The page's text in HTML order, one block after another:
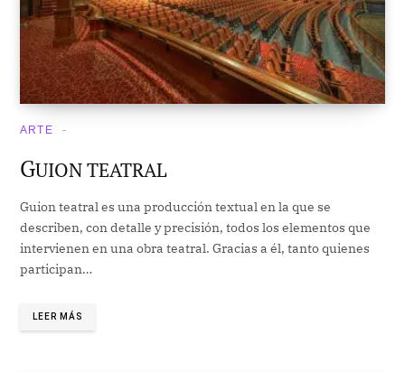
ARTE
GUION TEATRAL
Guion teatral es una producción textual en la que se
describen, con detalle y precisión, todos los elementos que
intervienen en una obra teatral. Gracias a él, tanto quienes
participan…
LEER MÁS